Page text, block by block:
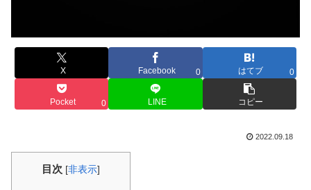
X Facebook 0 はてブ 0
Pocket 0 LINE コピー
2022.09.18
目次 [非表示]